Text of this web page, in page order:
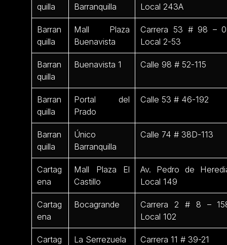
quilla
Barranquilla
Local 243A
Barran
quilla
Mall Plaza
Buenavista
Carrera 53 # 98 –
Local 2-53
Barran
quilla
Buenavista 1 Calle 98 # 52-115
Barran
quilla
Portal del
Prado
Calle 53 # 46-192
Barran
quilla
Único
Barranquilla
Calle 74 # 38D-113
Cartag
ena
Mall Plaza El
Castillo
Av. Pedro de
Local 149
Cartag
ena
Bocagrande
Carrera 2 # 8 –
Local 102
Cartag
La Serrezuela Carrera 11 # 39-21